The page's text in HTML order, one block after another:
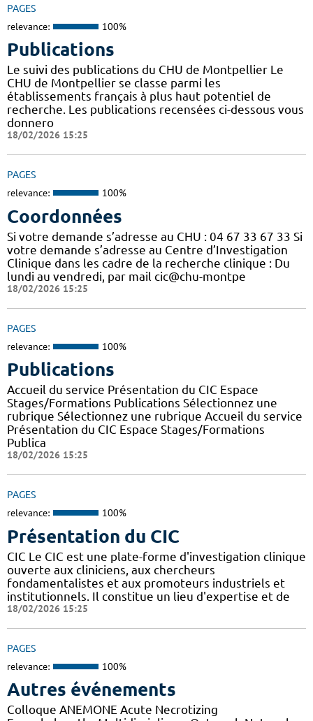
PAGES
relevance: 100%
Publications
Le suivi des publications du CHU de Montpellier Le
CHU de Montpellier se classe parmi les
établissements français à plus haut potentiel de
recherche. Les publications recensées ci-dessous vous
donnero
18/02/2026 15:25
PAGES
relevance: 100%
Coordonnées
Si votre demande s’adresse au CHU : 04 67 33 67 33 Si
votre demande s’adresse au Centre d’Investigation
Clinique dans les cadre de la recherche clinique : Du
lundi au vendredi, par mail cic@chu-montpe
18/02/2026 15:25
PAGES
relevance: 100%
Publications
Accueil du service Présentation du CIC Espace
Stages/Formations Publications Sélectionnez une
rubrique Sélectionnez une rubrique Accueil du service
Présentation du CIC Espace Stages/Formations
Publica
18/02/2026 15:25
PAGES
relevance: 100%
Présentation du CIC
CIC Le CIC est une plate-forme d'investigation clinique
ouverte aux cliniciens, aux chercheurs
fondamentalistes et aux promoteurs industriels et
institutionnels. Il constitue un lieu d'expertise et de
18/02/2026 15:25
PAGES
relevance: 100%
Autres événements
Colloque ANEMONE Acute Necrotizing